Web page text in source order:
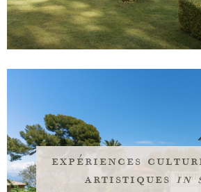
expériences
artistiques
in